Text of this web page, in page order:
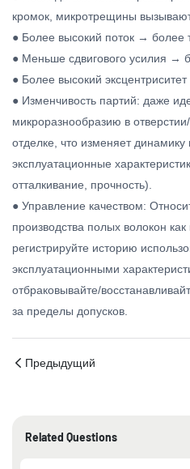
кромок, микротрещины
● Более высокий поток → более
● Меньше сдвигового усилия →
● Более высокий
● Изменчивость партий: даже
микроразнообразию в
отделке, что изменяет
эксплуатационные
отталкивание, прочность).
● Управление качеством:
производства полых волокон
регистрируйте историю
эксплуатационными
отбраковывайте/
за пределы допусков.
Предыдущий
Related Questions